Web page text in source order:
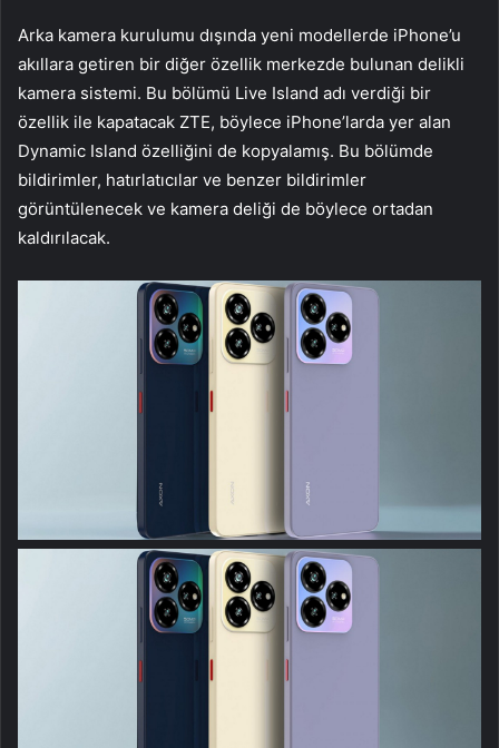
Arka kamera kurulumu dışında yeni modellerde iPhone’u
akıllara getiren bir diğer özellik merkezde bulunan delikli
kamera sistemi. Bu bölümü Live Island adı verdiği bir
özellik ile kapatacak ZTE, böylece iPhone’larda yer alan
Dynamic Island özelliğini de kopyalamış. Bu bölümde
bildirimler, hatırlatıcılar ve benzer bildirimler
görüntülenecek ve kamera deliği de böylece ortadan
kaldırılacak.